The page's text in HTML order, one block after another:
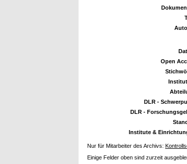
Open
DLR -
DLR -
Institute &
Nur für Mitarbeiter des Archivs:
Einige Felder oben sind zurzeit